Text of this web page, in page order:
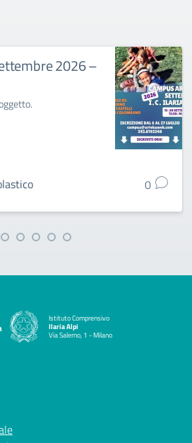
2026 –
0
Istituto Comprensivo
Ilaria Alpi
Via Salerno, 1 - Milano
— Visita la pagina iniziale della scuola